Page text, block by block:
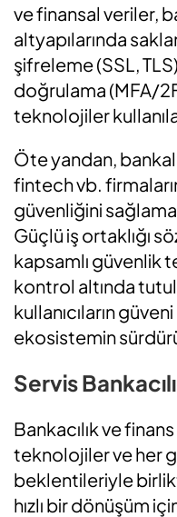
ve finansal veriler,
altyapılarında
şifreleme (SSL,
doğrulama (MFA/
teknolojiler
Öte yandan,
fintech vb.
güvenliğini
Güçlü iş ortaklığı
kapsamlı güvenlik
kontrol altında
kullanıcıların
ekosistemin
Servis
Bankacılık ve
teknolojiler ve her
beklentileriyle
hızlı bir dönüşüm